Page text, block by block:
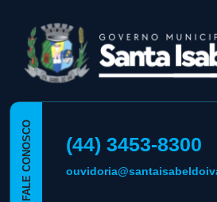
FALE CONOSCO (44) 3453-8300